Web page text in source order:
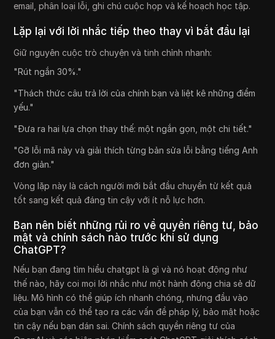
email, phân loại lỗi, ghi chú cuộc họp và kế hoạch học tập.
Lặp lại với lời nhắc tiếp theo thay vì bắt đầu lại
Giữ nguyên cuộc trò chuyện và tinh chỉnh nhanh:
"Rút ngắn 30%."
"Thách thức câu trả lời của chính bạn và liệt kê những điểm
yếu."
"Đưa ra hai lựa chọn thay thế: một ngắn gọn, một chi tiết."
"Gỡ lỗi mã này và giải thích từng bản sửa lỗi bằng tiếng Anh
đơn giản."
Vòng lặp này là cách người mới bắt đầu chuyển từ kết quả
tốt sang kết quả đáng tin cậy với ít nỗ lực hơn.
Bạn nên biết những rủi ro về quyền riêng tư, bảo
mật và chính sách nào trước khi sử dụng
ChatGPT?
Nếu bạn đang tìm hiểu chatgpt là gì và nó hoạt động như
thế nào, hãy coi mọi lời nhắc như một hành động chia sẻ dữ
liệu. Mô hình có thể giúp ích nhanh chóng, nhưng đầu vào
của bạn vẫn có thể tạo ra các vấn đề pháp lý, bảo mật hoặc
tin cậy nếu bạn dán sai. Chính sách quyền riêng tư của